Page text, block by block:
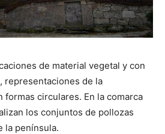
de material vegetal y con
representaciones de la
circulares. En la comarca
los conjuntos de pollozas
la península.